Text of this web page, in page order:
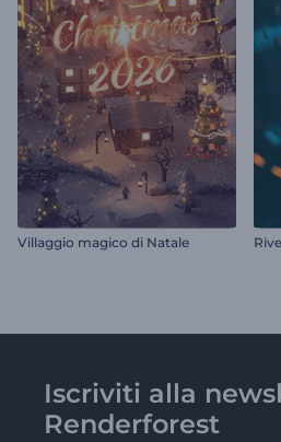
Villaggio magico di Natale
Iscriviti alla
Renderforest